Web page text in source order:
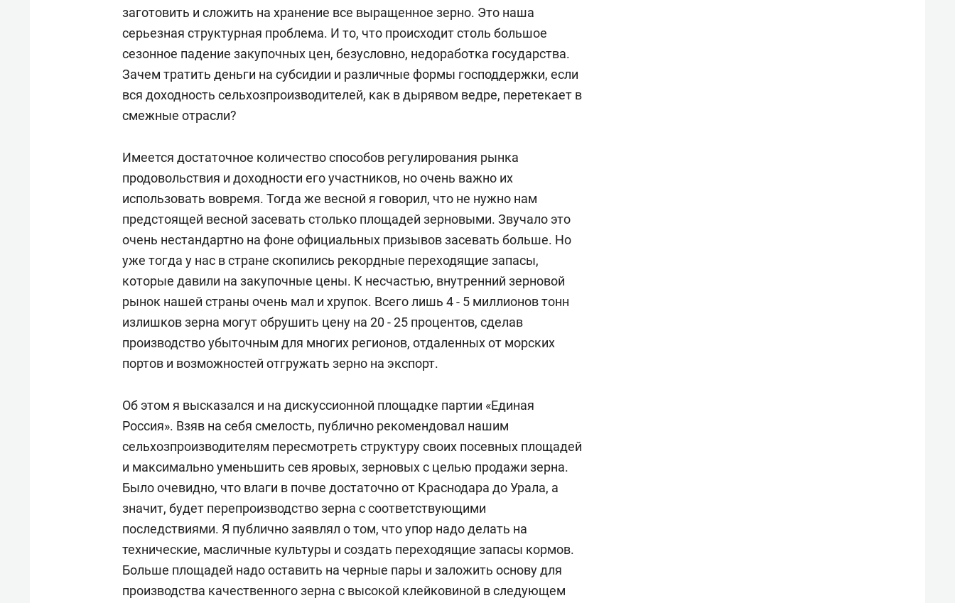
заготовить и сложить на хранение все выращенное зерно. Это наша
серьезная структурная проблема. И то, что происходит столь большое
сезонное падение закупочных цен, безусловно, недоработка государства.
Зачем тратить деньги на субсидии и различные формы господдержки, если
вся доходность сельхозпроизводителей, как в дырявом ведре, перетекает в
смежные отрасли?
Имеется достаточное количество способов регулирования рынка
продовольствия и доходности его участников, но очень важно их
использовать вовремя. Тогда же весной я говорил, что не нужно нам
предстоящей весной засевать столько площадей зерновыми. Звучало это
очень нестандартно на фоне официальных призывов засевать больше. Но
уже тогда у нас в стране скопились рекордные переходящие запасы,
которые давили на закупочные цены. К несчастью, внутренний зерновой
рынок нашей страны очень мал и хрупок. Всего лишь 4 - 5 миллионов тонн
излишков зерна могут обрушить цену на 20 - 25 процентов, сделав
производство убыточным для многих регионов, отдаленных от морских
портов и возможностей отгружать зерно на экспорт.
Об этом я высказался и на дискуссионной площадке партии «Единая
Россия». Взяв на себя смелость, публично рекомендовал нашим
сельхозпроизводителям пересмотреть структуру своих посевных площадей
и максимально уменьшить сев яровых, зерновых с целью продажи зерна.
Было очевидно, что влаги в почве достаточно от Краснодара до Урала, а
значит, будет перепроизводство зерна с соответствующими
последствиями. Я публично заявлял о том, что упор надо делать на
технические, масличные культуры и создать переходящие запасы кормов.
Больше площадей надо оставить на черные пары и заложить основу для
производства качественного зерна с высокой клейковиной в следующем